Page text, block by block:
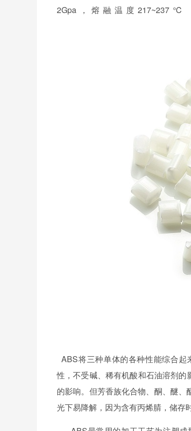
2Gpa，熔融温度
ABS将三种单体的各种性能综合
性，不受碱、稀有机酸和石油溶剂
的影响。但芳香族化合物、酮、醚
光下易降解，因为含有丙烯腈，储存